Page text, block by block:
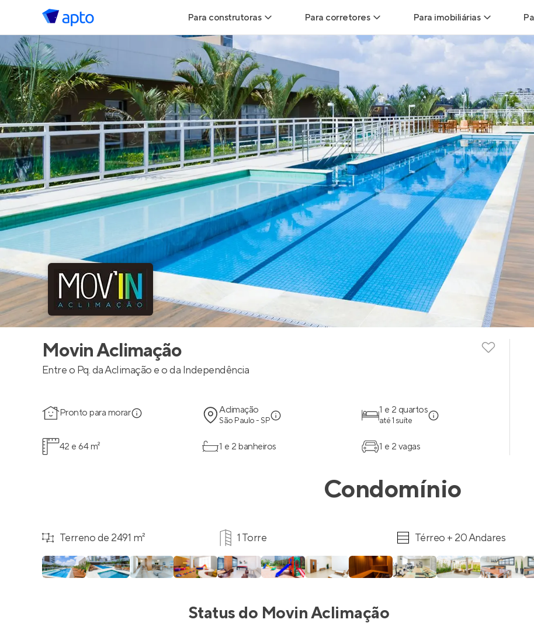
Para construtoras
Geração de Leads
Geração de Visitas
Geração de Vendas
Maiores Construtoras
Parcerias Imobiliárias
Anunciar Imóveis
Para corretores
Leads para Corretores
Corretor+
Parcerias imobiliárias
Hub de Corretores
Perfil Verificado
Anunciar imóveis
Para imobiliárias
Leads para Imobiliárias
Hub de imobiliárias
Anunciar imóveis
Movin Aclimação
Entre o Pq. da Aclimação e o da Independência
Pronto para morar Aclimação
São Paulo - SP
1 e 2 quartos
até 1 suíte
42 e 64 m² 1 e 2 banheiros 1 e 2 vagas
Condomínio
Terreno de 2491 m² 1 Torre Térreo + 20 Andares
Status do Movin Aclimação